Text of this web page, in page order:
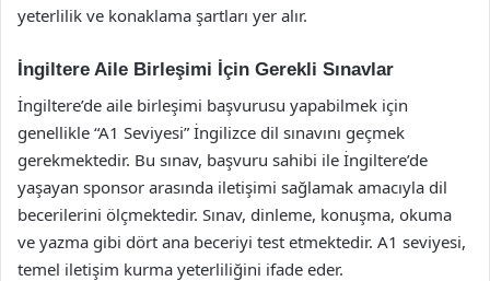
yeterlilik ve konaklama şartları yer alır.
İngiltere Aile Birleşimi İçin Gerekli Sınavlar
İngiltere’de aile birleşimi başvurusu yapabilmek için
genellikle “A1 Seviyesi” İngilizce dil sınavını geçmek
gerekmektedir. Bu sınav, başvuru sahibi ile İngiltere’de
yaşayan sponsor arasında iletişimi sağlamak amacıyla dil
becerilerini ölçmektedir. Sınav, dinleme, konuşma, okuma
ve yazma gibi dört ana beceriyi test etmektedir. A1 seviyesi,
temel iletişim kurma yeterliliğini ifade eder.